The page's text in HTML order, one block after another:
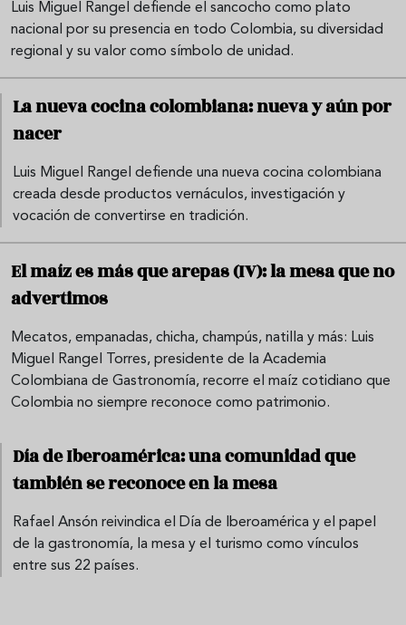
Luis Miguel Rangel defiende el sancocho como plato
nacional por su presencia en todo Colombia, su diversidad
regional y su valor como símbolo de unidad.
La nueva cocina colombiana: nueva y aún por
nacer
Luis Miguel Rangel defiende una nueva cocina colombiana
creada desde productos vernáculos, investigación y
vocación de convertirse en tradición.
El maíz es más que arepas (IV): la mesa que no
advertimos
Mecatos, empanadas, chicha, champús, natilla y más: Luis
Miguel Rangel Torres, presidente de la Academia
Colombiana de Gastronomía, recorre el maíz cotidiano que
Colombia no siempre reconoce como patrimonio.
Día de Iberoamérica: una comunidad que
también se reconoce en la mesa
Rafael Ansón reivindica el Día de Iberoamérica y el papel
de la gastronomía, la mesa y el turismo como vínculos
entre sus 22 países.